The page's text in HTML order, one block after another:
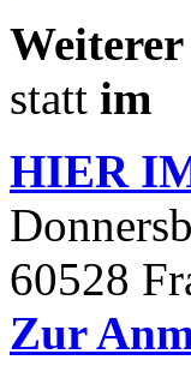
statt im
HIER
60528
Zur